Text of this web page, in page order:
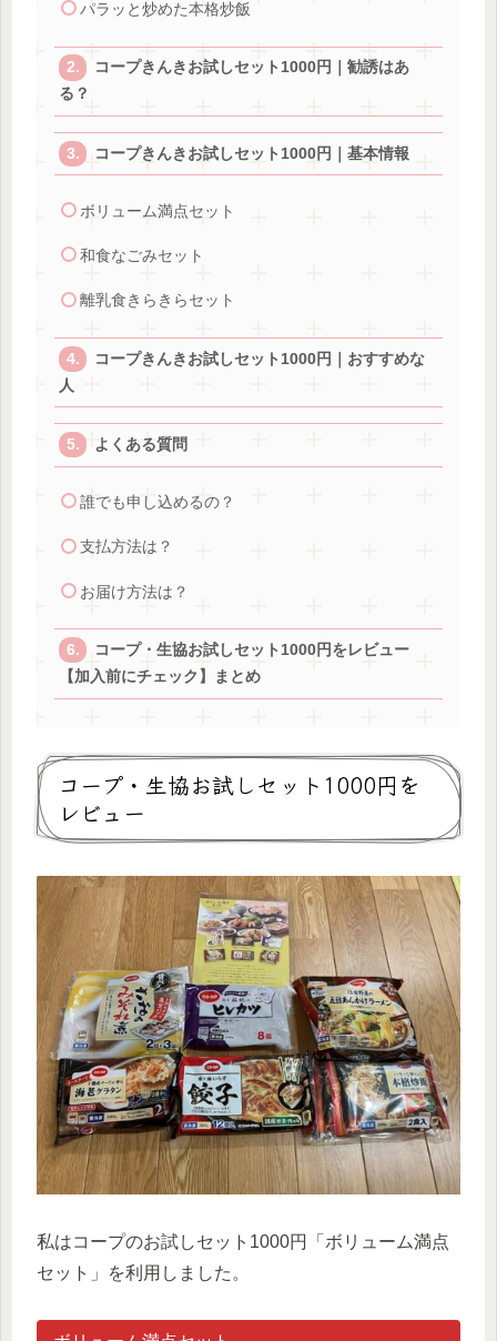
パラッと炒めた本格炒飯
コープきんきお試しセット1000円｜勧誘はあ
る？
コープきんきお試しセット1000円｜基本情報
ボリューム満点セット
和食なごみセット
離乳食きらきらセット
コープきんきお試しセット1000円｜おすすめな
人
よくある質問
誰でも申し込めるの？
支払方法は？
お届け方法は？
コープ・生協お試しセット1000円をレビュー
【加入前にチェック】まとめ
コープ・生協お試しセット1000円を
レビュー
私はコープのお試しセット1000円「ボリューム満点
セット」を利用しました。